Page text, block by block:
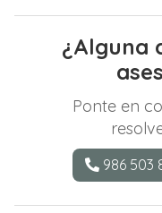
¿Alguna
Ponte en
986 503